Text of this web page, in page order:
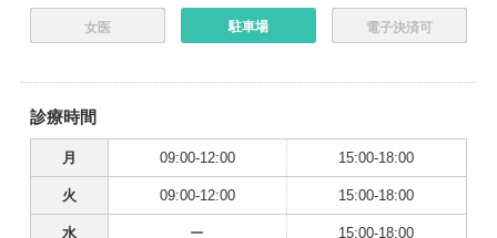
女医 駐車場 電子決済可
診療時間
月 09:00-12:00 15:00-18:00
火 09:00-12:00 15:00-18:00
水 ー 15:00-18:00